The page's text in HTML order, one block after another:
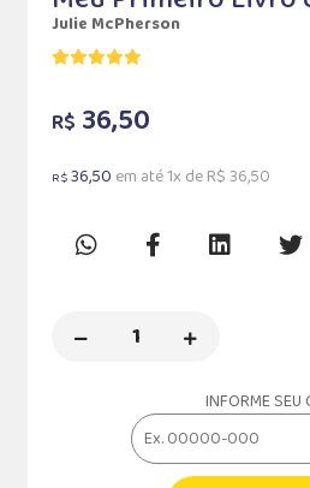
Julie McPherson
R$ 36,50
R$36,50 em até 1x de R$ 36,50
INFORME SEU